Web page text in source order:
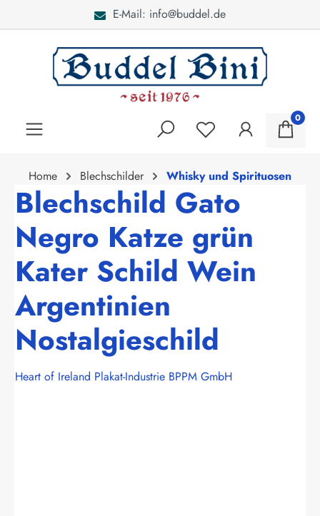
E-Mail: info@buddel.de
0
Home Blechschilder Whisky und Spirituosen
Blechschild Gato
Negro Katze grün
Kater Schild Wein
Argentinien
Nostalgieschild
Heart of Ireland Plakat-Industrie BPPM GmbH